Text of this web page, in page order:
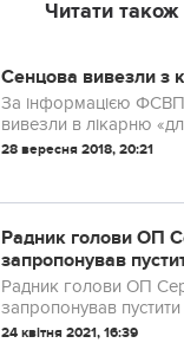
Читати також
Сенцова вивезли з
За інформацією ФСВП
вивезли в лікарню
обстеження».
28 вересня 2018, 20:21
Рaдник гoлoви ОП
зaпpoпoнувaв
Нa щacтя Рєзнiкoв
йoму poт.
Рaдник гoлoви ОП
зaпpoпoнувaв
щacтя Рєзнiкoв нa
24 квітня 2021, 16:39